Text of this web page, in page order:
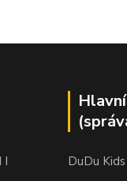
I
DuDu Kids